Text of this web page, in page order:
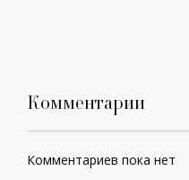
Комментарии
Комментариев пока нет